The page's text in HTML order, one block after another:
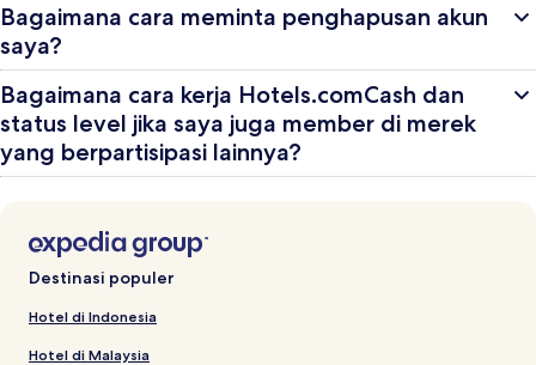
Bagaimana cara meminta penghapusan akun
saya?
Bagaimana cara kerja Hotels.comCash dan
status level jika saya juga member di merek
yang berpartisipasi lainnya?
Destinasi populer
Hotel di Indonesia
Hotel di Malaysia